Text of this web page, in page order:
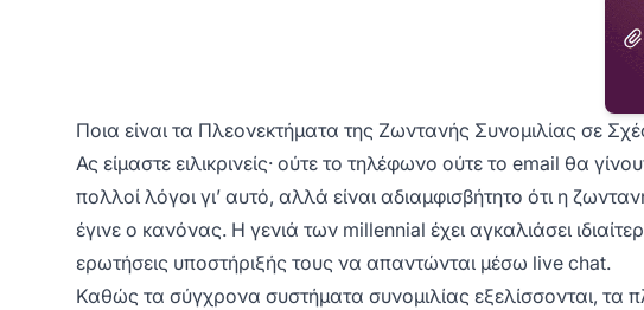
Ποια είναι τα Πλεονεκτήματα της Ζωντανής Συνομιλίας σε
Ας είμαστε ειλικρινείς· ούτε το τηλέφωνο ούτε το email θα
πολλοί λόγοι γι’ αυτό, αλλά είναι αδιαμφισβήτητο ότι η
έγινε ο κανόνας. Η γενιά των millennial έχει αγκαλιάσει
ερωτήσεις υποστήριξής τους να απαντώνται μέσω live chat.
Καθώς τα σύγχρονα συστήματα συνομιλίας εξελίσσονται, τα